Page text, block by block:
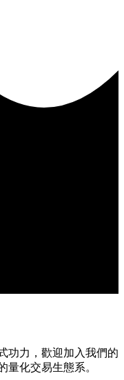
功力，歡迎加入我們的
量化交易生態系。